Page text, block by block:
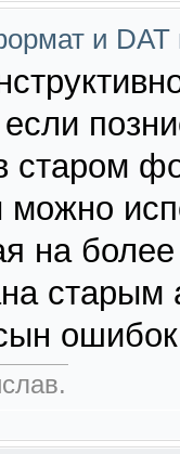
и
если
старом
можно
на
старым